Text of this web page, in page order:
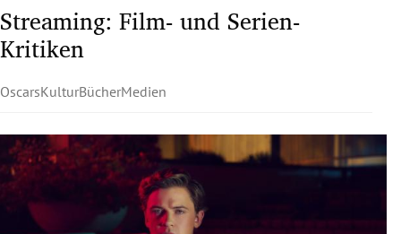
Untermenü
Streaming: Film- und Serien-
Kritiken
OscarsKulturBücherMedien